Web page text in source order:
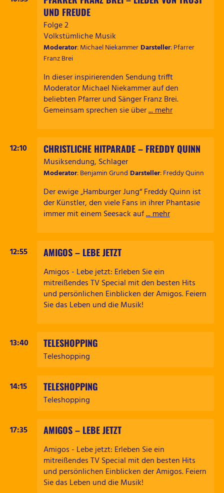
UND FREUDE
Folge 2
Volkstümliche Musik
Moderator: Michael Niekammer Darsteller: Pfarrer
Franz Brei
In dieser inspirierenden Sendung trifft
Moderator Michael Niekammer auf den
beliebten Pfarrer und Sänger Franz Brei.
Gemeinsam sprechen sie über... mehr
12:10
CHRISTLICHE HITPARADE – FREDDY QUINN
Musiksendung, Schlager
Moderator: Benjamin Grund Darsteller: Freddy Quinn
Der ewige „Hamburger Jung“ Freddy Quinn ist
der Künstler, den viele Fans in ihrer Phantasie
immer mit einem Seesack auf... mehr
12:55
AMIGOS – LEBE JETZT
Amigos - Lebe jetzt: Erleben Sie ein
mitreißendes TV Special mit den besten Hits
und persönlichen Einblicken der Amigos. Feiern
Sie das Leben und die Musik!
13:40
TELESHOPPING
Teleshopping
14:15
TELESHOPPING
Teleshopping
17:35
AMIGOS – LEBE JETZT
Amigos - Lebe jetzt: Erleben Sie ein
mitreißendes TV Special mit den besten Hits
und persönlichen Einblicken der Amigos. Feiern
Sie das Leben und die Musik!